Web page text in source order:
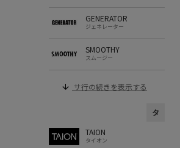
GENERATOR
ジェネレーター
SMOOTHY
スムージー
サ行の続きを表示する
タ
TAION
タイオン